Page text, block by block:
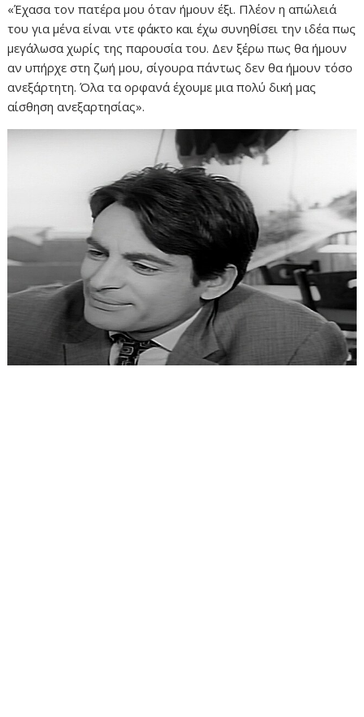
«Έχασα τον πατέρα μου όταν ήμουν έξι. Πλέον η απώλειά
του για μένα είναι ντε φάκτο και έχω συνηθίσει την ιδέα πως
μεγάλωσα χωρίς της παρουσία του. Δεν ξέρω πως θα ήμουν
αν υπήρχε στη ζωή μου, σίγουρα πάντως δεν θα ήμουν τόσο
ανεξάρτητη. Όλα τα ορφανά έχουμε μια πολύ δική μας
αίσθηση ανεξαρτησίας».